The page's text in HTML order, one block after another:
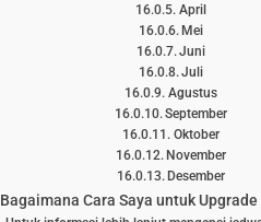
April
Mei
Juni
Juli
Agustus
September
Oktober
November
Desember
Bagaimana Cara Saya untuk